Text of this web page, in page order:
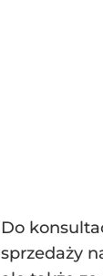
Do
sprzedaży